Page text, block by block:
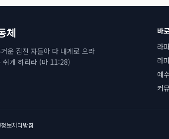
체
운 짐진 자들아 다 내게로 오라
쉬게 하리라 (마 11:28)
바
라
라
예
커
보처리방침